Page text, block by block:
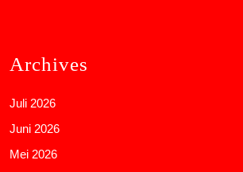
Archives
Juli 2026
Juni 2026
Mei 2026